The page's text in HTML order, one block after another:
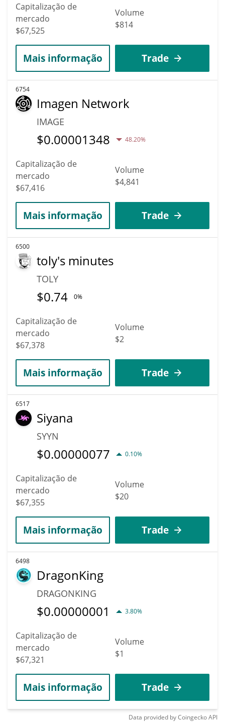
Capitalização de
mercado
$67,525
Volume
$814
Mais informação Trade
6754
Imagen Network
IMAGE
$0.00001348 48.20%
Capitalização de
mercado
$67,416
Volume
$4,841
Mais informação Trade
6500
toly's minutes
TOLY
$0.74 0%
Capitalização de
mercado
$67,378
Volume
$2
Mais informação Trade
6517
Siyana
SYYN
$0.00000077 0.10%
Capitalização de
mercado
$67,355
Volume
$20
Mais informação Trade
6498
DragonKing
DRAGONKING
$0.00000001 3.80%
Capitalização de
mercado
$67,321
Volume
$1
Mais informação Trade
Data provided byCoingeckoAPI